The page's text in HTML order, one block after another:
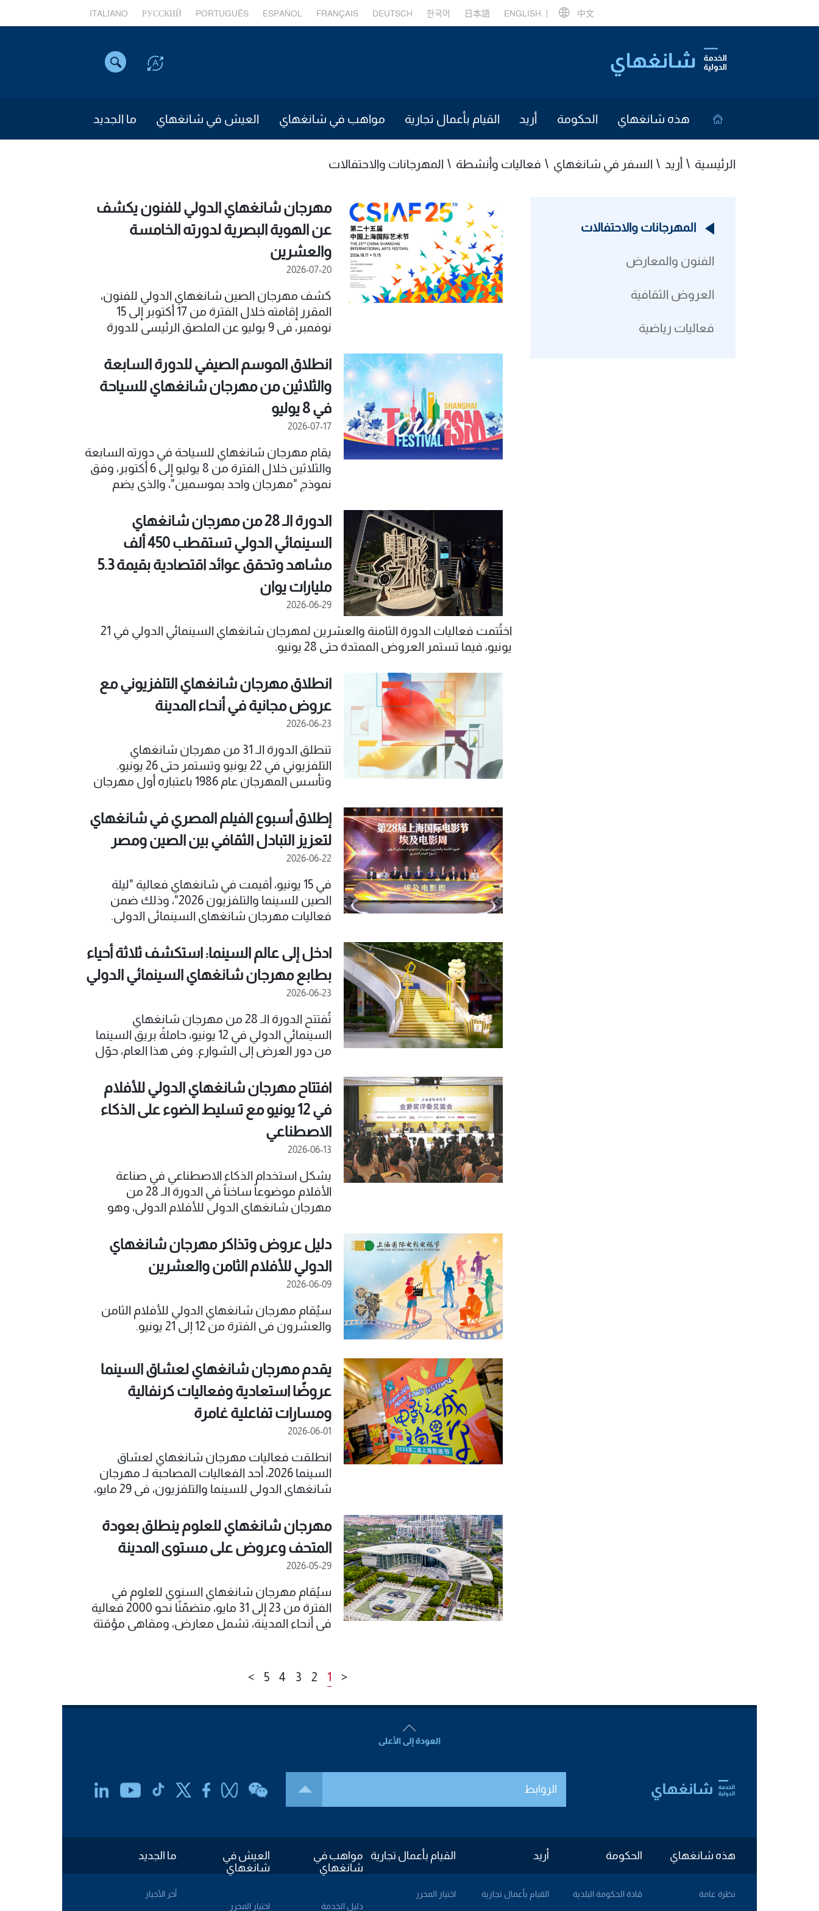
中文
ENGLISH
日本語
한국어
DEUTSCH
FRANÇAIS
ESPAÑOL
PORTUGUÊS
РУССКИЙ
ITALIANO
هذه شانغهاي الحكومة أريد القيام بأعمال تجارية مواهب في شانغهاي العيش في شانغهاي ما الجديد
الرئيسية أريد السفر في شانغهاي فعاليات وأنشطة المهرجانات والاحتفالات
المهرجانات والاحتفالات
الفنون والمعارض
العروض الثقافية
فعاليات رياضية
مهرجان شانغهاي الدولي للفنون يكشف
عن الهوية البصرية لدورته الخامسة
والعشرين
2026-07-20
كشف مهرجان الصين شانغهاي الدولي للفنون،
المقرر إقامته خلال الفترة من 17 أكتوبر إلى 15
نوفمبر، في 9 يوليو عن الملصق الرئيسي للدورة
إلكترونية تفاعلية للهواتف المحمولة، إيذانًا ببدء العد
التنازلي لمدة 100 يوم على افتتاح المهرجان.
انطلاق الموسم الصيفي للدورة السابعة
والثلاثين من مهرجان شانغهاي للسياحة
في 8 يوليو
2026-07-17
يقام مهرجان شانغهاي للسياحة في دورته السابعة
والثلاثين خلال الفترة من 8 يوليو إلى 6 أكتوبر، وفق
نموذج "مهرجان واحد بموسمين"، والذي يضم
الدورة الـ 28 من مهرجان شانغهاي
السينمائي الدولي تستقطب 450 ألف
مشاهد وتحقق عوائد اقتصادية بقيمة 5.3
مليارات يوان
2026-06-29
اختُتمت فعاليات الدورة الثامنة والعشرين لمهرجان شانغهاي السينمائي الدولي في 21
يونيو، فيما تستمر العروض الممتدة حتى 28 يونيو.
انطلاق مهرجان شانغهاي التلفزيوني مع
عروض مجانية في أنحاء المدينة
2026-06-23
تنطلق الدورة الـ 31 من مهرجان شانغهاي
التلفزيوني في 22 يونيو وتستمر حتى 26 يونيو.
وتأسس المهرجان عام 1986 باعتباره أول مهرجان
المنصات السمعية والبصرية في آسيا، جامعًا
المواهب الإبداعية العالمية والأفكار الجديدة في
القطاع.
إطلاق أسبوع الفيلم المصري في شانغهاي
لتعزيز التبادل الثقافي بين الصين ومصر
2026-06-22
في 15 يونيو، أُقيمت في شانغهاي فعالية "ليلة
الصين للسينما والتلفزيون 2026"، وذلك ضمن
فعاليات مهرجان شانغهاي السينمائي الدولي.
ادخل إلى عالم السينما: استكشف ثلاثة أحياء
بطابع مهرجان شانغهاي السينمائي الدولي
2026-06-23
تُفتتح الدورة الـ 28 من مهرجان شانغهاي
السينمائي الدولي في 12 يونيو، حاملةً بريق السينما
من دور العرض إلى الشوارع. وفي هذا العام، حوّل
من خلال ثلاثة أحياء بطابع المهرجان في
شينغفولي على طريق شينخوا بمنطقة تشانغنينغ،
وطريق ووكانغ في منطقة شوهوي، وحديقة
يويوان في منطقة هوانغبو.
افتتاح مهرجان شانغهاي الدولي للأفلام
في 12 يونيو مع تسليط الضوء على الذكاء
الاصطناعي
2026-06-13
يشكل استخدام الذكاء الاصطناعي في صناعة
الأفلام موضوعاً ساخناً في الدورة الـ 28 من
مهرجان شانغهاي الدولي للأفلام الدولي، وهو
ضمن فئة "أ" والمعتمد من الاتحاد الدولي لجمعيات
منتجي الأفلام، وقد افتُتح في 12 يونيو.
دليل عروض وتذاكر مهرجان شانغهاي
الدولي للأفلام الثامن والعشرين
2026-06-09
سيُقام مهرجان شانغهاي الدولي للأفلام الثامن
والعشرون في الفترة من 12 إلى 21 يونيو.
يقدم مهرجان شانغهاي لعشاق السينما
عروضًا استعادية وفعاليات كرنفالية
ومسارات تفاعلية غامرة
2026-06-01
انطلقت فعاليات مهرجان شانغهاي لعشاق
السينما 2026، أحد الفعاليات المصاحبة لـ مهرجان
شانغهاي الدولي للسينما والتلفزيون، في 29 مايو،
مهرجان شانغهاي للعلوم ينطلق بعودة
المتحف وعروض على مستوى المدينة
2026-05-29
سيُقام مهرجان شانغهاي السنوي للعلوم في
الفترة من 23 إلى 31 مايو، متضمّنًا نحو 2000 فعالية
في أنحاء المدينة، تشمل معارض، ومقاهي مؤقتة
للجمهور للوصول إلى منصات بحثية.
<
1
2
3
4
5
>
الروابط
هذه شانغهاي
نظرة عامة
الحكومة
قادة الحكومة البلدية
أريد
القيام بأعمال تجارية
القيام بأعمال تجارية
اختيار المحرر
مواهب في
شانغهاي
دليل الخدمة
العيش في
شانغهاي
اختيار المحرر
ما الجديد
آخر الأخبار